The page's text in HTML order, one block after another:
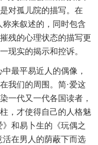
对孤儿院的描写。在
称来叙述的，同时包含
残的心理状态的描写更
现实的揭示和控诉。
最平易近人的偶像，
我们的周围。简·爱这
一代又一代各国读者，
，才使得自己的人格魅
和易卜生的《玩偶之
活在男人的荫蔽下而选